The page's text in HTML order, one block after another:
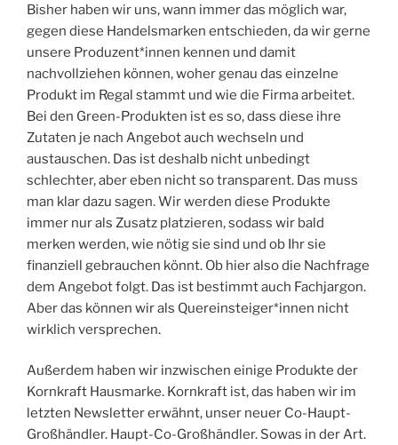
Bisher haben wir uns, wann immer das möglich war,
gegen diese Handelsmarken entschieden, da wir gerne
unsere Produzent*innen kennen und damit
nachvollziehen können, woher genau das einzelne
Produkt im Regal stammt und wie die Firma arbeitet.
Bei den Green-Produkten ist es so, dass diese ihre
Zutaten je nach Angebot auch wechseln und
austauschen. Das ist deshalb nicht unbedingt
schlechter, aber eben nicht so transparent. Das muss
man klar dazu sagen. Wir werden diese Produkte
immer nur als Zusatz platzieren, sodass wir bald
merken werden, wie nötig sie sind und ob Ihr sie
finanziell gebrauchen könnt. Ob hier also die Nachfrage
dem Angebot folgt. Das ist bestimmt auch Fachjargon.
Aber das können wir als Quereinsteiger*innen nicht
wirklich versprechen.
Außerdem haben wir inzwischen einige Produkte der
Kornkraft Hausmarke. Kornkraft ist, das haben wir im
letzten Newsletter erwähnt, unser neuer Co-Haupt-
Großhändler. Haupt-Co-Großhändler. Sowas in der Art.